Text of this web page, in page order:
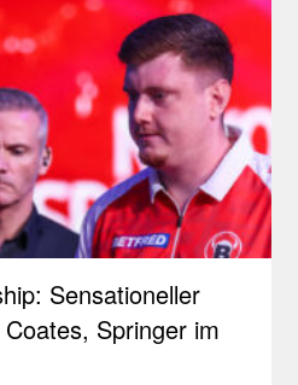
Sensationeller
Springer im